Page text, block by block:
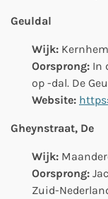
Geuldal
Wijk: Kernhem
Oorsprong: In
op -dal. De
Website:
Gheynstraat, De
Wijk:
Oorsprong:
Zuid-